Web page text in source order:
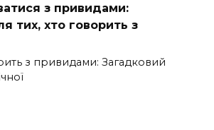
з привидами:
тих, хто говорить з
з привидами: Загадковий